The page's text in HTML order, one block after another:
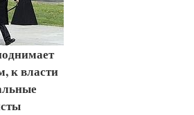
к власти